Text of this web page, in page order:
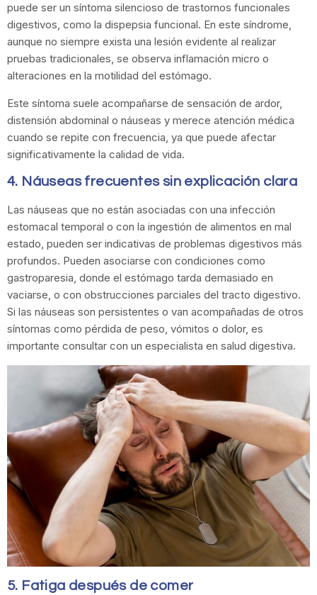
puede ser un síntoma silencioso de trastornos funcionales
digestivos, como la dispepsia funcional. En este síndrome,
aunque no siempre exista una lesión evidente al realizar
pruebas tradicionales, se observa inflamación micro o
alteraciones en la motilidad del estómago.
Este síntoma suele acompañarse de sensación de ardor,
distensión abdominal o náuseas y merece atención médica
cuando se repite con frecuencia, ya que puede afectar
significativamente la calidad de vida.
4. Náuseas frecuentes sin explicación clara
Las náuseas que no están asociadas con una infección
estomacal temporal o con la ingestión de alimentos en mal
estado, pueden ser indicativas de problemas digestivos más
profundos. Pueden asociarse con condiciones como
gastroparesia, donde el estómago tarda demasiado en
vaciarse, o con obstrucciones parciales del tracto digestivo.
Si las náuseas son persistentes o van acompañadas de otros
síntomas como pérdida de peso, vómitos o dolor, es
importante consultar con un especialista en salud digestiva.
5. Fatiga después de comer